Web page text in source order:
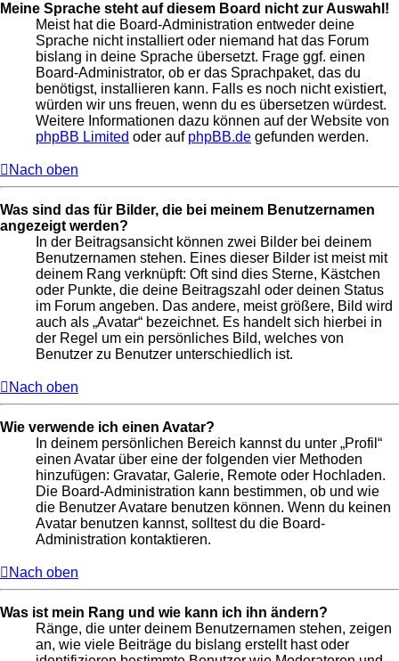
Meine Sprache steht auf diesem Board nicht zur Auswahl!
Meist hat die Board-Administration entweder deine
Sprache nicht installiert oder niemand hat das Forum
bislang in deine Sprache übersetzt. Frage ggf. einen
Board-Administrator, ob er das Sprachpaket, das du
benötigst, installieren kann. Falls es noch nicht existiert,
würden wir uns freuen, wenn du es übersetzen würdest.
Weitere Informationen dazu können auf der Website von
phpBB Limited oder auf phpBB.de gefunden werden.
Nach oben
Was sind das für Bilder, die bei meinem Benutzernamen
angezeigt werden?
In der Beitragsansicht können zwei Bilder bei deinem
Benutzernamen stehen. Eines dieser Bilder ist meist mit
deinem Rang verknüpft: Oft sind dies Sterne, Kästchen
oder Punkte, die deine Beitragszahl oder deinen Status
im Forum angeben. Das andere, meist größere, Bild wird
auch als „Avatar“ bezeichnet. Es handelt sich hierbei in
der Regel um ein persönliches Bild, welches von
Benutzer zu Benutzer unterschiedlich ist.
Nach oben
Wie verwende ich einen Avatar?
In deinem persönlichen Bereich kannst du unter „Profil“
einen Avatar über eine der folgenden vier Methoden
hinzufügen: Gravatar, Galerie, Remote oder Hochladen.
Die Board-Administration kann bestimmen, ob und wie
die Benutzer Avatare benutzen können. Wenn du keinen
Avatar benutzen kannst, solltest du die Board-
Administration kontaktieren.
Nach oben
Was ist mein Rang und wie kann ich ihn ändern?
Ränge, die unter deinem Benutzernamen stehen, zeigen
an, wie viele Beiträge du bislang erstellt hast oder